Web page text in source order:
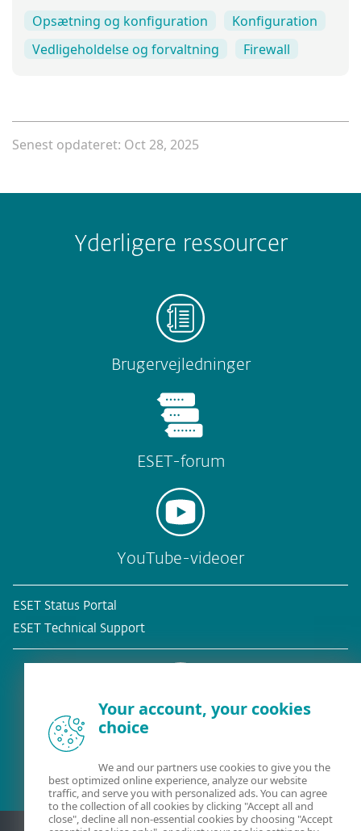
Opsætning og konfiguration
Konfiguration
Vedligeholdelse og forvaltning
Firewall
Senest opdateret: Oct 28, 2025
Yderligere ressourcer
Brugervejledninger
ESET-forum
YouTube-videoer
ESET Status Portal
ESET Technical Support
Eksisterende kunde?
Your account, your cookies
choice
We and our partners use cookies to give you the
best optimized online experience, analyze our website
traffic, and serve you with personalized ads. You can agree
to the collection of all cookies by clicking "Accept all and
close", decline all non-essential cookies by choosing "Accept